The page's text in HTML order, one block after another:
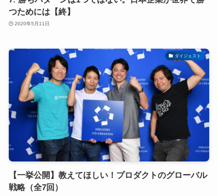
つためには【終】
2020年5月11日
ダイジェスト
【一挙公開】教えてほしい！プロダクトのグローバル
戦略（全7回）